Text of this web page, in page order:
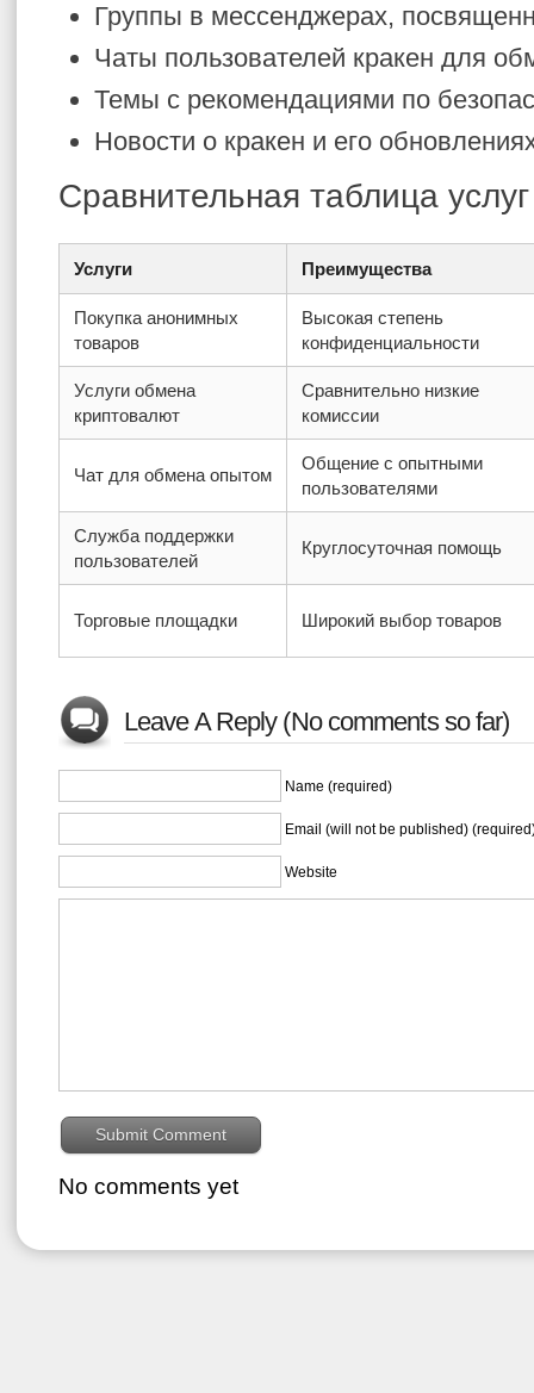
Группы в мессенджерах,
Чаты пользователей кракен для
Темы с рекомендациями по
Новости о кракен и его
Сравнительная таблица
Услуги Преимущества
Покупка анонимных
товаров
Высокая степень
конфиденциальности
Услуги обмена
криптовалют
Сравнительно низкие
комиссии
Чат для обмена опытом
Общение с опытными
пользователями
Служба поддержки
пользователей
Круглосуточная помощь
Торговые площадки Широкий выбор товаров
Leave A Reply (No comments so far)
Name (required)
Email (will not be published)
Website
No comments yet